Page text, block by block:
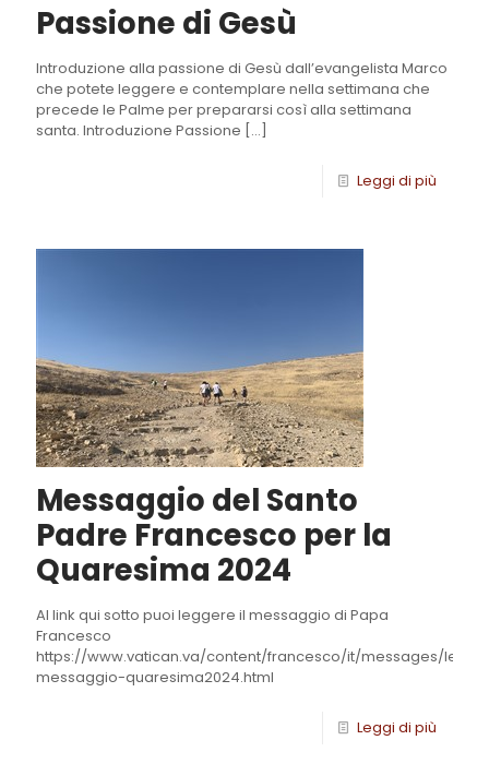
Passione di Gesù
Introduzione alla passione di Gesù dall’evangelista Marco
che potete leggere e contemplare nella settimana che
precede le Palme per prepararsi così alla settimana
santa. Introduzione Passione […]
Leggi di più
Messaggio del Santo
Padre Francesco per la
Quaresima 2024
Al link qui sotto puoi leggere il messaggio di Papa
Francesco
https://www.vatican.va/content/francesco/it/messages/lent/
messaggio-quaresima2024.html
Leggi di più